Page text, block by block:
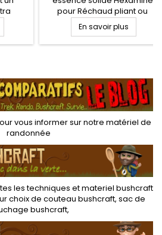
pour
Livré
pour Réchaud pliant ou
autres réchauds essence
solide du marché.
Combustible également
facilement inflammable, sans
fumées et sans résidus. Boite
de 12 tablettes de 14 g
En savoir plus
vous informer sur notre matériel de
randonnée
les techniques etmateriel bushcraft
choix de couteau bushcraft, sac de
bushcraft,